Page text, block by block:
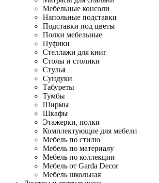
Мебельные консоли
Напольные подставки
Подставки под цветы
Полки мебельные
Пуфики
Стеллажи для книг
Столы и столики
Стулья
Сундуки
Табуреты
Тумбы
Ширмы
Шкафы
Этажерки, полки
Комплектующие для мебели
Мебель по стилю
Мебель по материалу
Мебель по коллекции
Мебель от Garda Decor
Мебель школьная